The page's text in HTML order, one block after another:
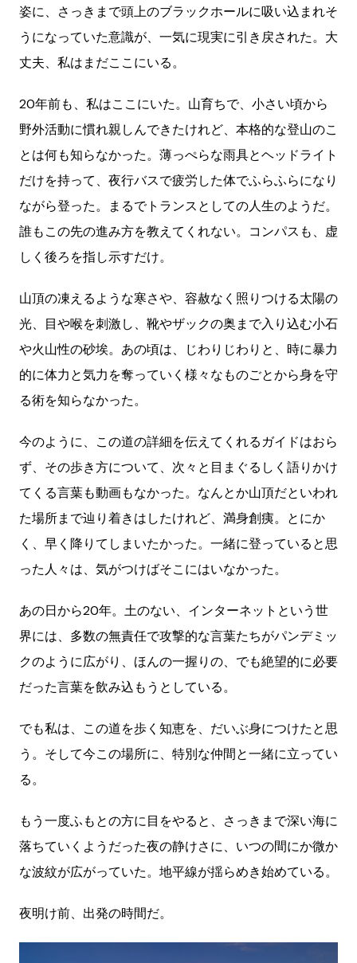
姿に、さっきまで頭上のブラックホールに吸い込まれそ
うになっていた意識が、一気に現実に引き戻された。大
丈夫、私はまだここにいる。
20年前も、私はここにいた。山育ちで、小さい頃から
野外活動に慣れ親しんできたけれど、本格的な登山のこ
とは何も知らなかった。薄っぺらな雨具とヘッドライト
だけを持って、夜行バスで疲労した体でふらふらになり
ながら登った。まるでトランスとしての人生のようだ。
誰もこの先の進み方を教えてくれない。コンパスも、虚
しく後ろを指し示すだけ。
山頂の凍えるような寒さや、容赦なく照りつける太陽の
光、目や喉を刺激し、靴やザックの奥まで入り込む小石
や火山性の砂埃。あの頃は、じわりじわりと、時に暴力
的に体力と気力を奪っていく様々なものごとから身を守
る術を知らなかった。
今のように、この道の詳細を伝えてくれるガイドはおら
ず、その歩き方について、次々と目まぐるしく語りかけ
てくる言葉も動画もなかった。なんとか山頂だといわれ
た場所まで辿り着きはしたけれど、満身創痍。とにか
く、早く降りてしまいたかった。一緒に登っていると思
った人々は、気がつけばそこにはいなかった。
あの日から20年。土のない、インターネットという世
界には、多数の無責任で攻撃的な言葉たちがパンデミッ
クのように広がり、ほんの一握りの、でも絶望的に必要
だった言葉を飲み込もうとしている。
でも私は、この道を歩く知恵を、だいぶ身につけたと思
う。そして今この場所に、特別な仲間と一緒に立ってい
る。
もう一度ふもとの方に目をやると、さっきまで深い海に
落ちていくようだった夜の静けさに、いつの間にか微か
な波紋が広がっていた。地平線が揺らめき始めている。
夜明け前、出発の時間だ。